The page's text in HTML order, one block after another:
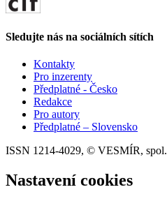
Sledujte nás na sociálních sítích
Kontakty
Pro inzerenty
Předplatné - Česko
Redakce
Pro autory
Předplatné – Slovensko
ISSN 1214-4029, © VESMÍR, spol.
Nastavení cookies